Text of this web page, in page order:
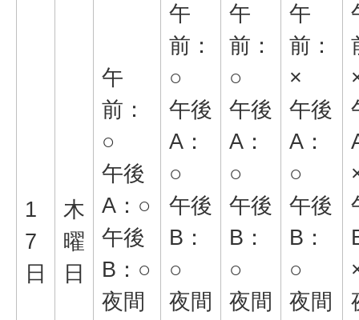
1
7
日
木
曜
日
午
前：
○
午後
A：○
午後
B：○
夜間
午
前：
○
午後
A：
○
午後
B：
○
夜間
午
前：
○
午後
A：
○
午後
B：
○
夜間
午
前：
×
午後
A：
○
午後
B：
○
夜間